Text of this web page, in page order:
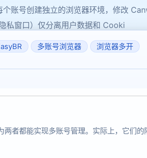
账号创建独立的浏览器环境，修改
私窗口）仅分离用户数据和 Cooki
多账号浏览器 浏览器多开
者都能实现多账号管理。实际上，它们的